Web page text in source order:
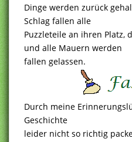
Dinge werden zurück
Schlag fallen alle
Puzzleteile an ihren Platz,
und alle Mauern werden
fallen gelassen.
Durch meine
Geschichte
leider nicht so richtig